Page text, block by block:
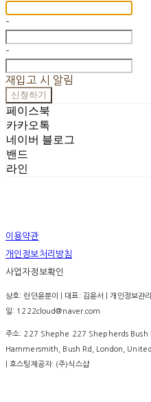
-
-
재입고 시 알림
신청하기
페이스북
카카오톡
네이버 블로그
밴드
라인
이용약관
개인정보처리방침
사업자정보확인
상호: 런던윤분이 | 대표: 김윤서 | 개인정보
일: 1222cloud@naver.com
주소: 227 Shephe 227 Shepherds Bush
Hammersmith, Bush Rd, London,
| 호스팅제공자: (주)식스샵